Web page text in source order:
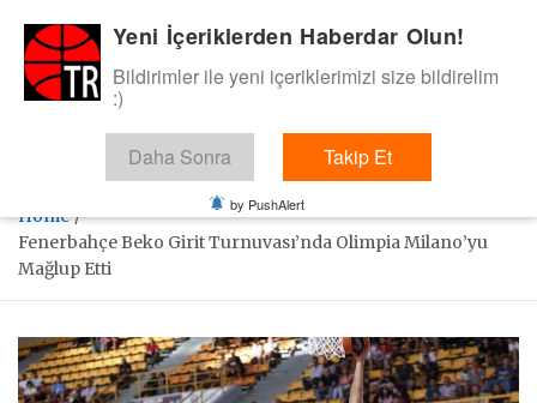
content
BasketTR
Sol dip çizgiden bir basket de bizden gelsin dedik.
Home
Fenerbahçe Beko Girit Turnuvası’nda Olimpia Milano’yu
Mağlup Etti
Yeni İçeriklerden Haberdar Olun!
Bildirimler ile yeni içeriklerimizi size bildirelim
:)
Daha Sonra Takip Et
by PushAlert